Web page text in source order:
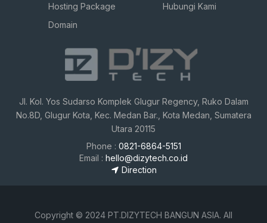
Hosting Package
Domain
Hubungi Kami
Jl. Kol. Yos Sudarso Komplek Glugur Regency, Ruko Dalam
No.8D, Glugur Kota, Kec. Medan Bar., Kota Medan, Sumatera
Utara 20115
Phone : 0821-6864-5151
Email : hello@dizytech.co.id
Direction
Copyright © 2024 PT.DIZYTECH BANGUN ASIA. All